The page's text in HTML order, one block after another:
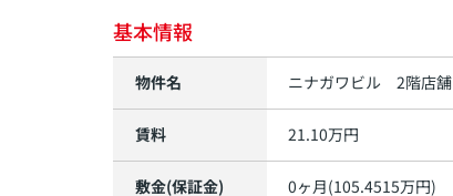
基本情報
物件名 ニナガワビル 2階店舗
賃料 21.10万円
敷金(保証金) 0ヶ月(105.4515万円)